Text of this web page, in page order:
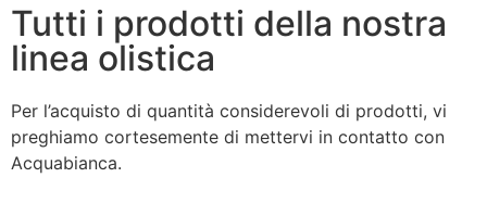
Tutti i prodotti della nostra
linea olistica
Per l’acquisto di quantità considerevoli di prodotti, vi
preghiamo cortesemente di mettervi in contatto con
Acquabianca.